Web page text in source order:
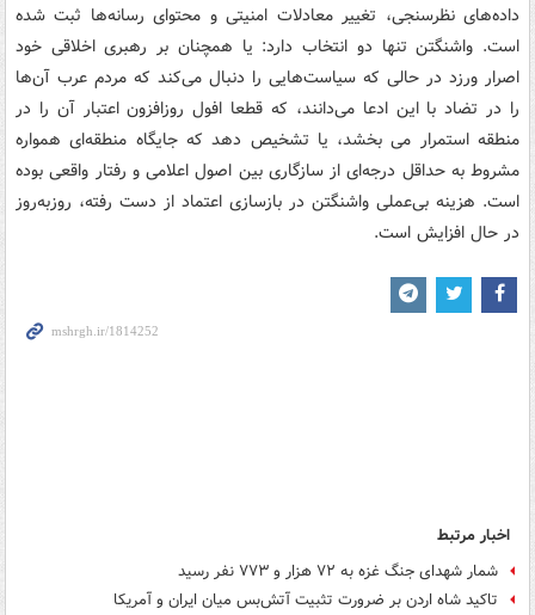
داده‌های نظرسنجی، تغییر معادلات امنیتی و محتوای رسانه‌ها ثبت شده
است. واشنگتن تنها دو انتخاب دارد: یا همچنان بر رهبری اخلاقی خود
اصرار ورزد در حالی که سیاست‌هایی را دنبال می‌کند که مردم عرب آن‌ها
را در تضاد با این ادعا می‌دانند، که قطعا افول روزافزون اعتبار آن را در
منطقه استمرار می بخشد، یا تشخیص دهد که جایگاه منطقه‌ای همواره
مشروط به حداقل درجه‌ای از سازگاری بین اصول اعلامی و رفتار واقعی بوده
است. هزینه بی‌عملی واشنگتن در بازسازی اعتماد از دست رفته، روزبه‌روز
در حال افزایش است.
اخبار مرتبط
شمار شهدای جنگ غزه به ۷۲ هزار و ۷۷۳ نفر رسید
تاکید شاه اردن بر ضرورت تثبیت آتش‌بس میان ایران و آمریکا